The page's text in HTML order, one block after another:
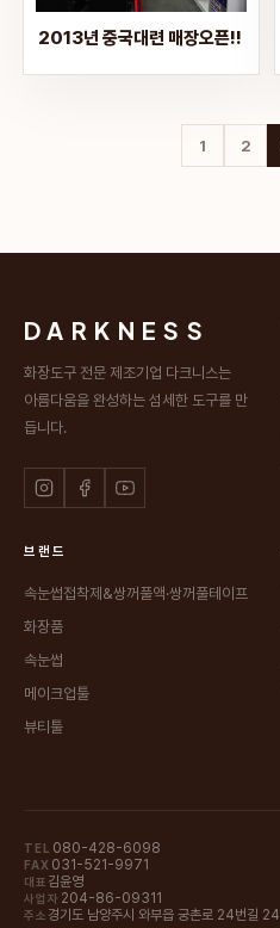
2013년 중국대련 매장오픈!!
1 2
DARKNESS
화장도구 전문 제조기업 다크니스는
아름다움을 완성하는 섬세한 도구를 만
듭니다.
브랜드
속눈썹접착제&쌍꺼풀액·쌍꺼풀테이프
화장품
속눈썹
메이크업툴
뷰티툴
TEL 080-428-6098
FAX 031-521-9971
대표 김윤영
사업자 204-86-09311
주소경기도 남양주시 와부읍 궁촌로 24번길 24